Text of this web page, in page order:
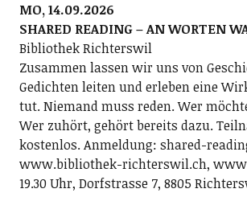
MO, 14.09.2026
SHARED READING – AN WORTEN
Bibliothek Richterswil
Zusammen lassen wir uns von
Gedichten leiten und erleben eine
tut. Niemand muss reden. Wer
Wer zuhört, gehört bereits dazu.
kostenlos. Anmeldung: shared-
www.bibliothek-richterswil.ch,
19.30 Uhr, Dorfstrasse 7, 8805